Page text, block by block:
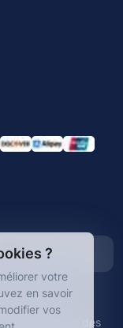
réservés.
offrant des
?
votre
en savoir
vos